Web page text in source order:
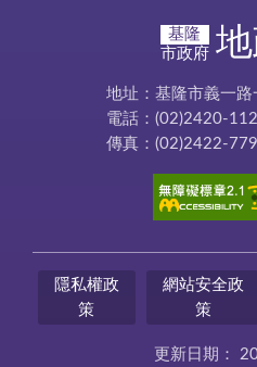
基隆
市政府
地址：基隆市義一路
電話：(02)2420-
傳真：(02)2422-
隱私權政
策
網站安全政
策
更新日期：